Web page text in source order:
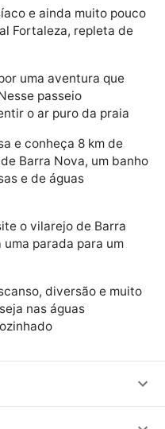
e ainda muito pouco
Fortaleza, repleta de
uma aventura que
passeio
o ar puro da praia
e conheça 8 km de
Barra Nova, um banho
e de águas
o vilarejo de Barra
uma parada para um
diversão e muito
nas águas